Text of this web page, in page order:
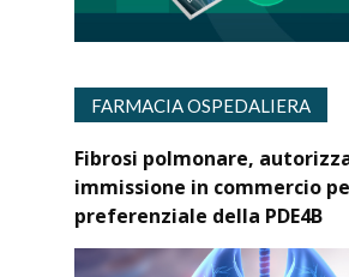
FARMACIA OSPEDALIERA
Fibrosi polmonare,
immissione in commercio
preferenziale della PDE4B